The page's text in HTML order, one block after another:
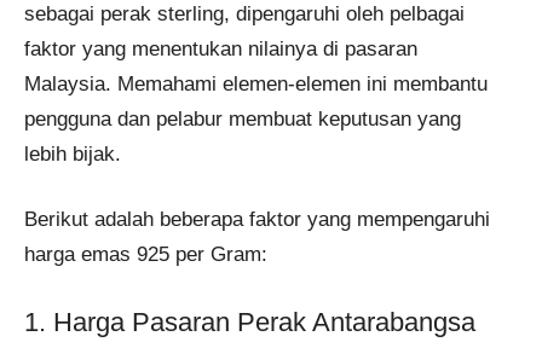
sebagai perak sterling, dipengaruhi oleh pelbagai
faktor yang menentukan nilainya di pasaran
Malaysia. Memahami elemen-elemen ini membantu
pengguna dan pelabur membuat keputusan yang
lebih bijak.
Berikut adalah beberapa faktor yang mempengaruhi
harga emas 925 per Gram:
1. Harga Pasaran Perak Antarabangsa